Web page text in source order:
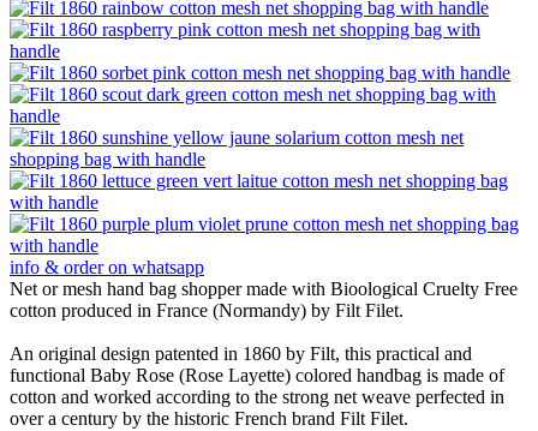
info & order on whatsapp
Net or mesh hand bag shopper made with Bioological Cruelty Free
cotton produced in France (Normandy) by Filt Filet.
An original design patented in 1860 by Filt, this practical and
functional Baby Rose (Rose Layette) colored handbag is made of
cotton and worked according to the strong net weave perfected in
over a century by the historic French brand Filt Filet.